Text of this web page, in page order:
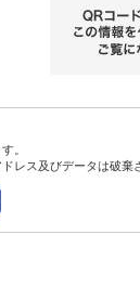
。
レス及びデータは破棄